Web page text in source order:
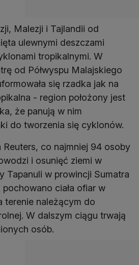
Malezji i Tajlandii od
ulewnymi deszczami
tropikalnymi. W
od Półwyspu Malajskiego
się rzadka jak na
- region położony jest
że panują w nim
do tworzenia się cyklonów.
Reuters, co najmniej 94 osoby
i osunięć ziemi w
Tapanuli w prowincji Sumatra
pochowano ciała ofiar w
terenie należącym do
W dalszym ciągu trwają
osób.